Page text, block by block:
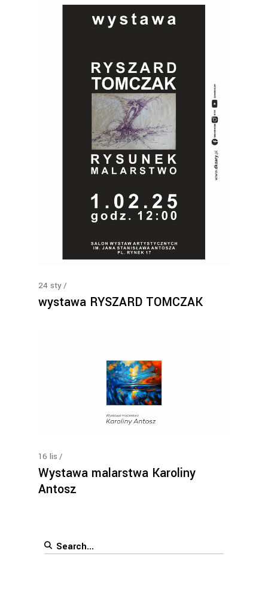
24 sty
wystawa RYSZARD TOMCZAK
16 lis
Wystawa malarstwa Karoliny
Antosz
Search